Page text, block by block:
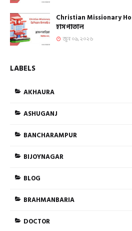
Christian Missionary
হাসপাতাল
জুন ০৯, ২০২৬
LABELS
AKHAURA
ASHUGANJ
BANCHARAMPUR
BIJOYNAGAR
BLOG
BRAHMANBARIA
DOCTOR